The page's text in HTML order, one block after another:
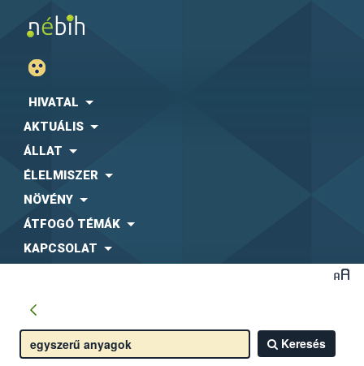
HIVATAL
AKTUÁLIS
ÁLLAT
ÉLELMISZER
NÖVÉNY
ÁTFOGÓ TÉMÁK
KAPCSOLAT
Keresés